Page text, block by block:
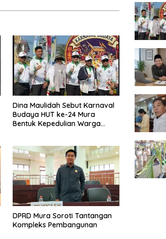
Dina Maulidah Sebut Karnaval
Budaya HUT ke-24 Mura
Bentuk Kepedulian Warga
DPRD Mura Soroti Tantangan
Kompleks Pembangunan